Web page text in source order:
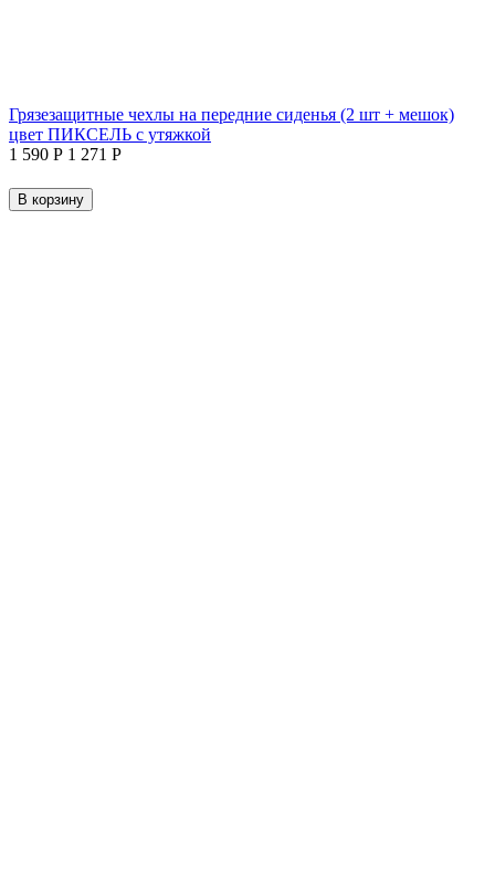
Грязезащитные чехлы на передние сиденья (2 шт + мешок)
цвет ПИКСЕЛЬ с утяжкой
1 590 Р 1 271 Р
В корзину